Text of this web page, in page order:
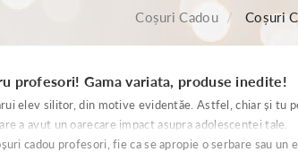
Coșuri Cadou Coșuri
profesori! Gama variata, produse inedite!
elev silitor, din motive evidentăe. Astfel, chiar și tu
a avut un oarecare impact asupra adolescentei tale.
cadou profesori, fie ca se apropie o serbare sau un